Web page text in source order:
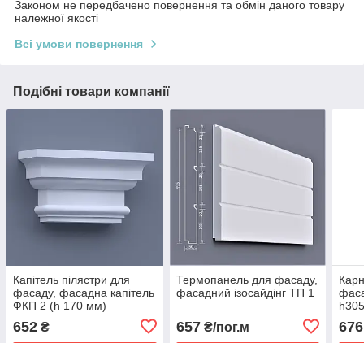
Законом не передбачено повернення та обмін даного товару
належної якості
Всі умови повернення
Подібні товари компанії
Капітель пілястри для
фасаду, фасадна капітель
ФКП 2 (h 170 мм)
652 ₴
Термопанель для фасаду,
фасадний ізосайдінг ТП 1
657₴/пог.м 676